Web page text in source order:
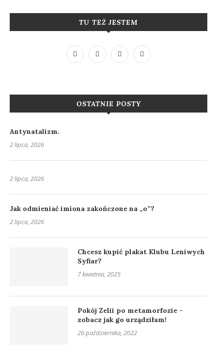
TU TEŻ JESTEM
OSTATNIE POSTY
Antynatalizm.
2 lipca, 2026
2 lipca, 2026
Jak odmieniać imiona zakończone na „o”?
2 lipca, 2026
Chcesz kupić plakat Klubu Leniwych
Syfiar?
7 kwietnia, 2025
Pokój Zelii po metamorfozie –
zobacz jak go urządziłam!
26 października, 2022